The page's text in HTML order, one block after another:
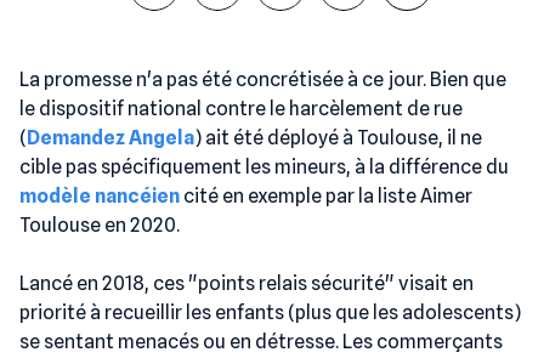
La promesse n'a pas été concrétisée à ce jour. Bien que
le dispositif national contre le harcèlement de rue
( Demandez Angela) ait été déployé à Toulouse, il ne
cible pas spécifiquement les mineurs, à la différence du
modèle nancéien cité en exemple par la liste Aimer
Toulouse en 2020.
Lancé en 2018, ces "points relais sécurité" visait en
priorité à recueillir les enfants (plus que les adolescents)
se sentant menacés ou en détresse. Les commerçants